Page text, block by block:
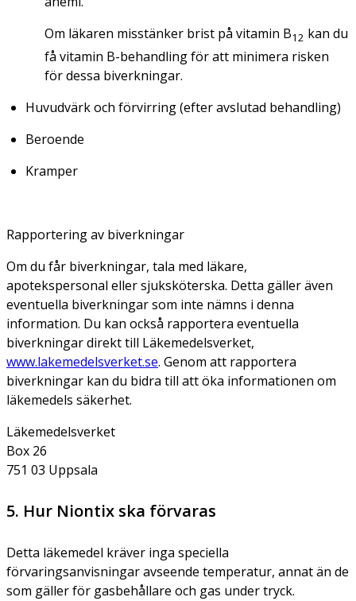
Om läkaren misstänker brist på vitamin B12 kan du
få vitamin B-behandling för att minimera risken
för dessa biverkningar.
Huvudvärk och förvirring (efter avslutad behandling)
Beroende
Kramper
Rapportering av biverkningar
Om du får biverkningar, tala med läkare,
apotekspersonal eller sjuksköterska. Detta gäller även
eventuella biverkningar som inte nämns i denna
information. Du kan också rapportera eventuella
biverkningar direkt till Läkemedelsverket,
www.lakemedelsverket.se. Genom att rapportera
biverkningar kan du bidra till att öka informationen om
läkemedels säkerhet.
Läkemedelsverket
Box 26
751 03 Uppsala
5. Hur Niontix ska förvaras
Detta läkemedel kräver inga speciella
förvaringsanvisningar avseende temperatur, annat än de
som gäller för gasbehållare och gas under tryck.